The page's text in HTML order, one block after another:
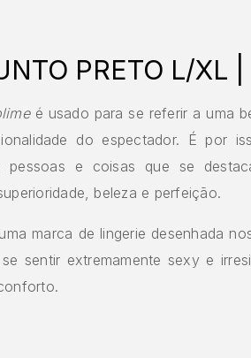
PRETO L/XL
é usado para se referir a uma
do espectador. É por
pessoas e coisas que se
beleza e perfeição.
marca de lingerie desenhada
sentir extremamente sexy e